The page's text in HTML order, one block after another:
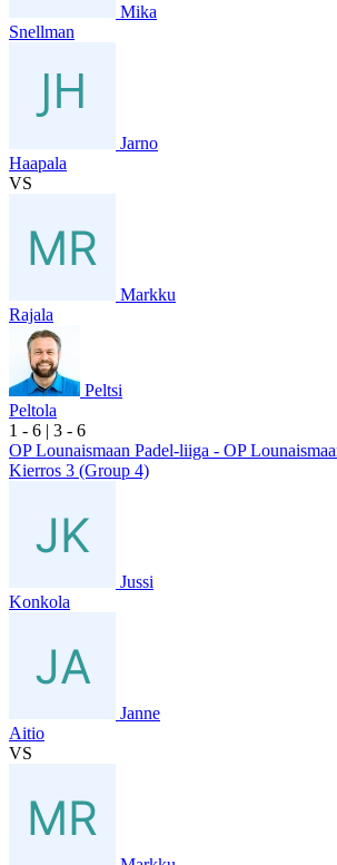
Mika
Snellman
Jarno
Haapala
VS
Markku
Rajala
Peltsi
Peltola
1 - 6 | 3 - 6
OP Lounaismaan Padel-liiga - OP
Kierros 3 (Group 4)
Jussi
Konkola
Janne
Aitio
VS